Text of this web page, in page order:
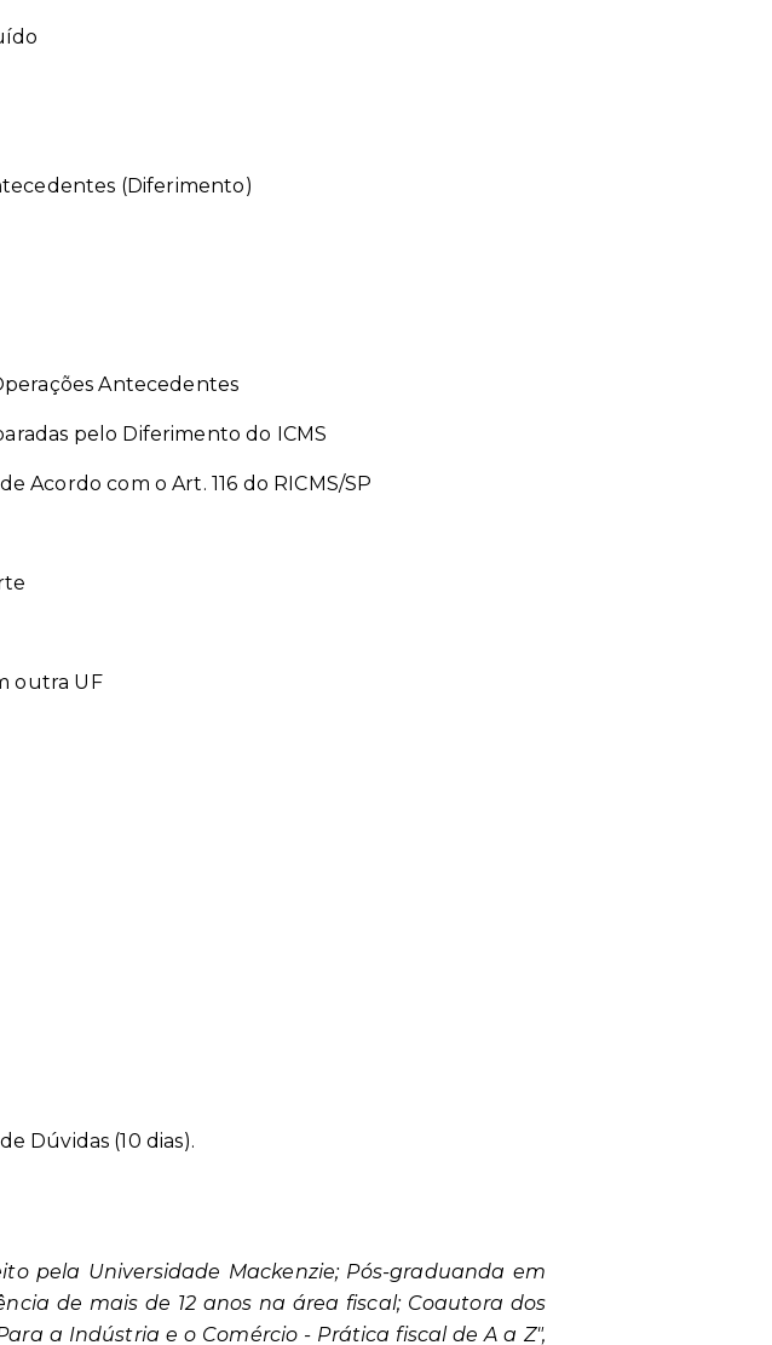
(Diferimento)
Antecedentes
pelo Diferimento do ICMS
Acordo com o Art. 116 do RICMS/SP
outra UF
Dúvidas (10 dias).
pela Universidade Mackenzie; Pós-graduanda em
de mais de 12 anos na área fiscal; Coautora dos
a Indústria e o Comércio - Prática fiscal de A a Z",